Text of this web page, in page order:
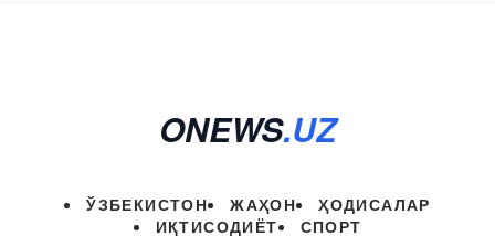
ONEWS.UZ
ЎЗБЕКИСТОН ЖАҲОН
ҲОДИСАЛАР
ИҚТИСОДИЁТ
СПОРТ